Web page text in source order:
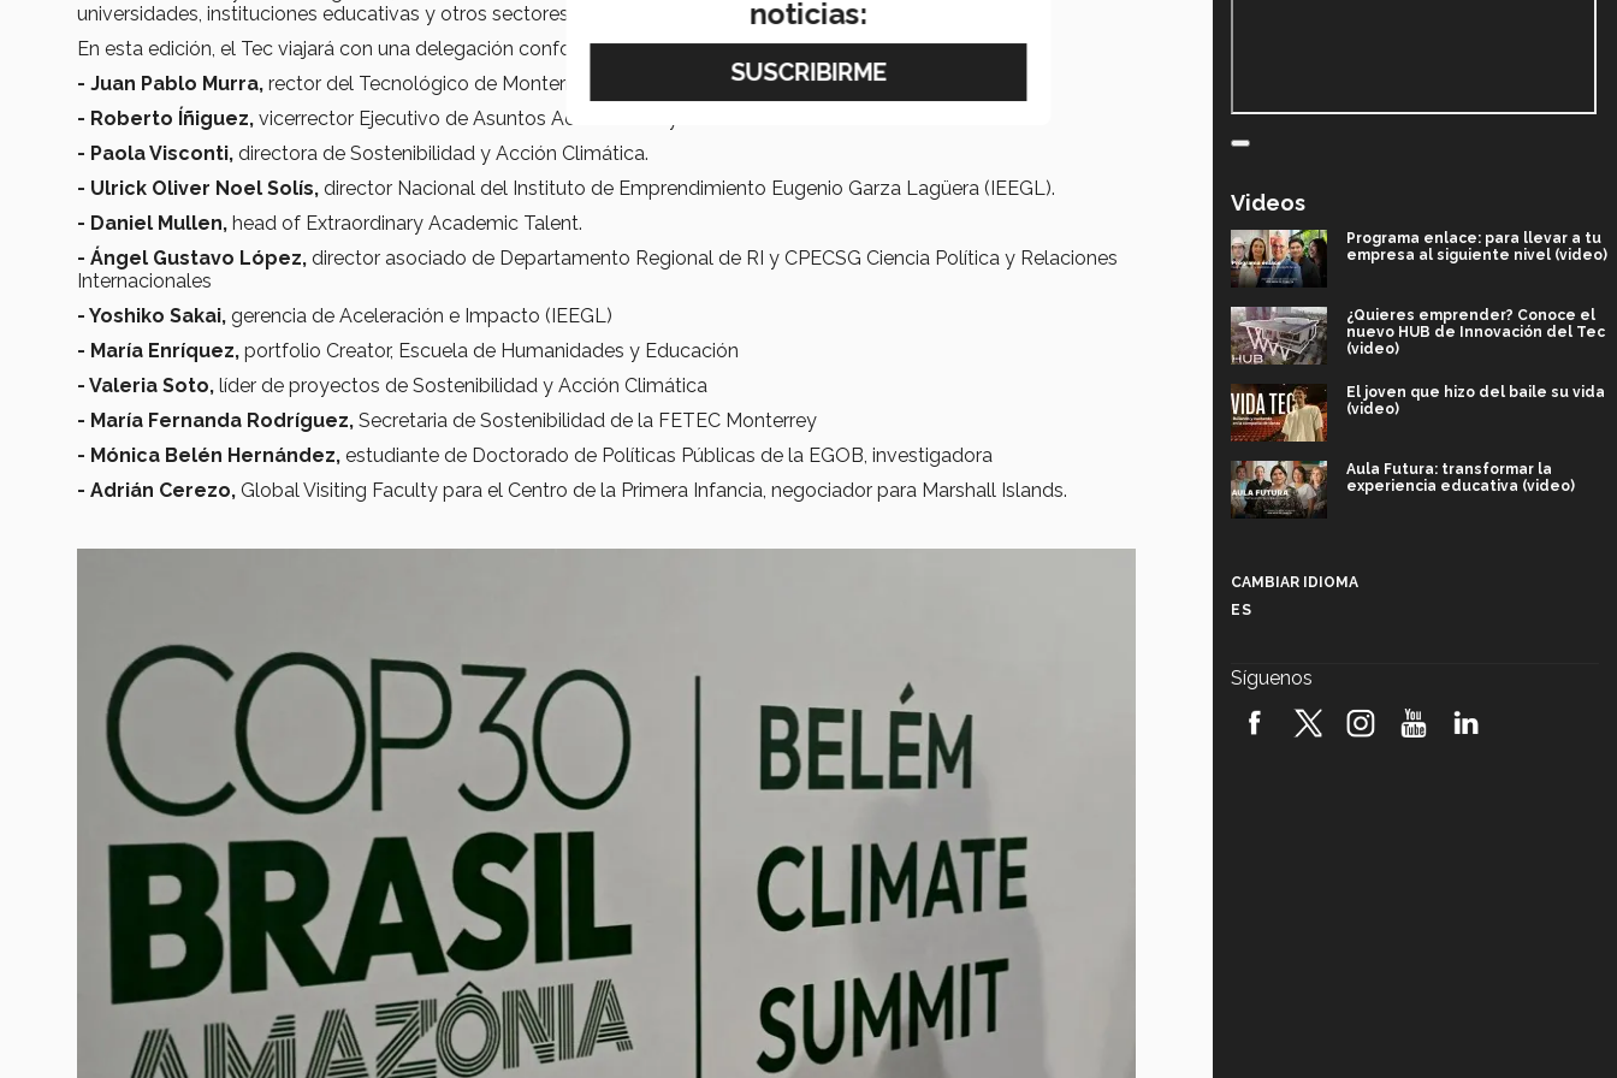
universidades, instituciones educativas y otros sectores de la sociedad.
En esta edición, el Tec viajará con una delegación conformada por:
- Juan Pablo Murra, rector del Tecnológico de Monterrey.
- Roberto Íñiguez, vicerrector Ejecutivo de Asuntos Académicos y Facultad.
- Paola Visconti, directora de Sostenibilidad y Acción Climática.
- Ulrick Oliver Noel Solís, director Nacional del Instituto de Emprendimiento Eugenio Garza Lagüera (IEEGL).
- Daniel Mullen, head of Extraordinary Academic Talent.
- Ángel Gustavo López, director asociado de Departamento Regional de RI y CPECSG Ciencia Política y Relaciones
Internacionales
- Yoshiko Sakai, gerencia de Aceleración e Impacto (IEEGL)
- María Enríquez, portfolio Creator, Escuela de Humanidades y Educación
- Valeria Soto, líder de proyectos de Sostenibilidad y Acción Climática
- María Fernanda Rodríguez, Secretaria de Sostenibilidad de la FETEC Monterrey
- Mónica Belén Hernández, estudiante de Doctorado de Políticas Públicas de la EGOB, investigadora
- Adrián Cerezo, Global Visiting Faculty para el Centro de la Primera Infancia, negociador para Marshall Islands.
Videos
Programa enlace: para llevar a tu
empresa al siguiente nivel (video)
¿Quieres emprender? Conoce el
nuevo HUB de Innovación del Tec
(video)
El joven que hizo del baile su vida
(video)
Aula Futura: transformar la
experiencia educativa (video)
robótica FIRST 2026! (video)
CAMBIAR IDIOMA
ES
Síguenos
noticias: